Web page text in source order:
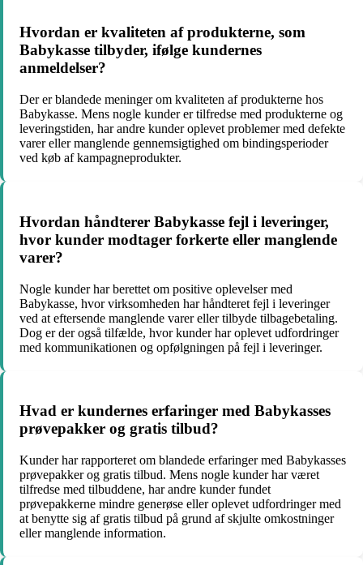
Hvordan er kvaliteten af produkterne, som
Babykasse tilbyder, ifølge kundernes
anmeldelser?
Der er blandede meninger om kvaliteten af produkterne hos
Babykasse. Mens nogle kunder er tilfredse med produkterne og
leveringstiden, har andre kunder oplevet problemer med defekte
varer eller manglende gennemsigtighed om bindingsperioder
ved køb af kampagneprodukter.
Hvordan håndterer Babykasse fejl i leveringer,
hvor kunder modtager forkerte eller manglende
varer?
Nogle kunder har berettet om positive oplevelser med
Babykasse, hvor virksomheden har håndteret fejl i leveringer
ved at eftersende manglende varer eller tilbyde tilbagebetaling.
Dog er der også tilfælde, hvor kunder har oplevet udfordringer
med kommunikationen og opfølgningen på fejl i leveringer.
Hvad er kundernes erfaringer med Babykasses
prøvepakker og gratis tilbud?
Kunder har rapporteret om blandede erfaringer med Babykasses
prøvepakker og gratis tilbud. Mens nogle kunder har været
tilfredse med tilbuddene, har andre kunder fundet
prøvepakkerne mindre generøse eller oplevet udfordringer med
at benytte sig af gratis tilbud på grund af skjulte omkostninger
eller manglende information.